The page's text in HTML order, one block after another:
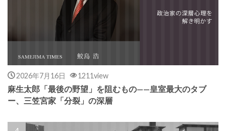
2026年7月16日 1211view
麻生太郎「最後の野望」を阻むもの——皇室最大のタブ
ー、三笠宮家「分裂」の深層